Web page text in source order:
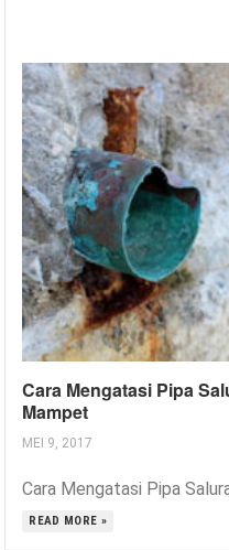
Cara Mengatasi Pipa
Mampet
MEI 9, 2017
Cara Mengatasi Pipa
READ MORE »